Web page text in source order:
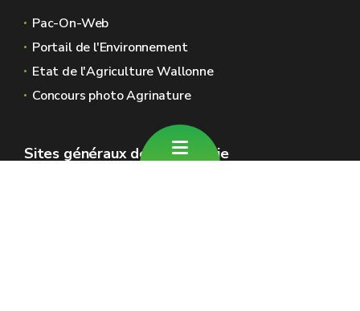
Pac-On-Web
Portail de l'Environnement
Etat de l'Agriculture Wallonne
Concours photo Agrinature
Sites généraux de la Wallonie